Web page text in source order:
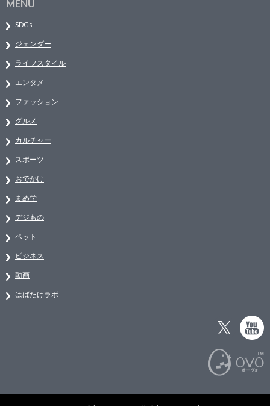
MENU
SDGs
ジェンダー
ライフスタイル
エンタメ
ファッション
グルメ
カルチャー
スポーツ
おでかけ
まめ学
デジもの
ペット
ビジネス
動画
はばたけラボ